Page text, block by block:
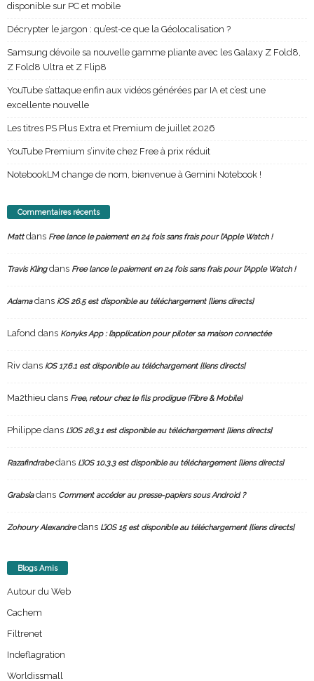
disponible sur PC et mobile
Décrypter le jargon : qu’est-ce que la Géolocalisation ?
Samsung dévoile sa nouvelle gamme pliante avec les Galaxy Z Fold8,
Z Fold8 Ultra et Z Flip8
YouTube s’attaque enfin aux vidéos générées par IA et c’est une
excellente nouvelle
Les titres PS Plus Extra et Premium de juillet 2026
YouTube Premium s’invite chez Free à prix réduit
NotebookLM change de nom, bienvenue à Gemini Notebook !
Commentaires récents
Mattdans Free lance le paiement en 24 fois sans frais pour l’Apple Watch !
Travis Klingdans Free lance le paiement en 24 fois sans frais pour l’Apple Watch !
Adamadans iOS 26.5 est disponible au téléchargement [liens directs]
Lafond dans Konyks App : l’application pour piloter sa maison connectée
Riv dans iOS 17.6.1 est disponible au téléchargement [liens directs]
Ma2thieu dans Free, retour chez le fils prodigue (Fibre & Mobile)
Philippe dans L’iOS 26.3.1 est disponible au téléchargement [liens directs]
Razafindrabedans L’iOS 10.3.3 est disponible au téléchargement [liens directs]
Grabsiadans Comment accéder au presse-papiers sous Android ?
Zohoury Alexandredans L’iOS 15 est disponible au téléchargement [liens directs]
Blogs Amis
Autour du Web
Cachem
Filtrenet
Indeflagration
Worldissmall